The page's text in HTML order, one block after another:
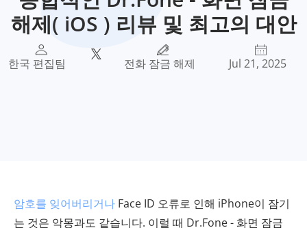
해제( iOS ) 리뷰 및 최고의 대안
한국 편집팀 전화 잠금 해제 Jul 21, 2025
암호를 잊어버리거나 Face ID 오류로 인해 iPhone이 잠기
는 것은 악몽과도 같습니다. 이럴 때 Dr.Fone - 화면 잠금